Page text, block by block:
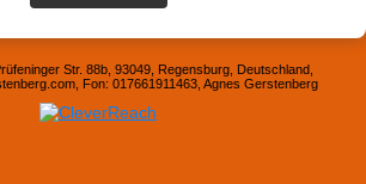
Str. 88b, 93049, Regensburg, Deutschland,
Fon: 017661911463, Agnes Gerstenberg